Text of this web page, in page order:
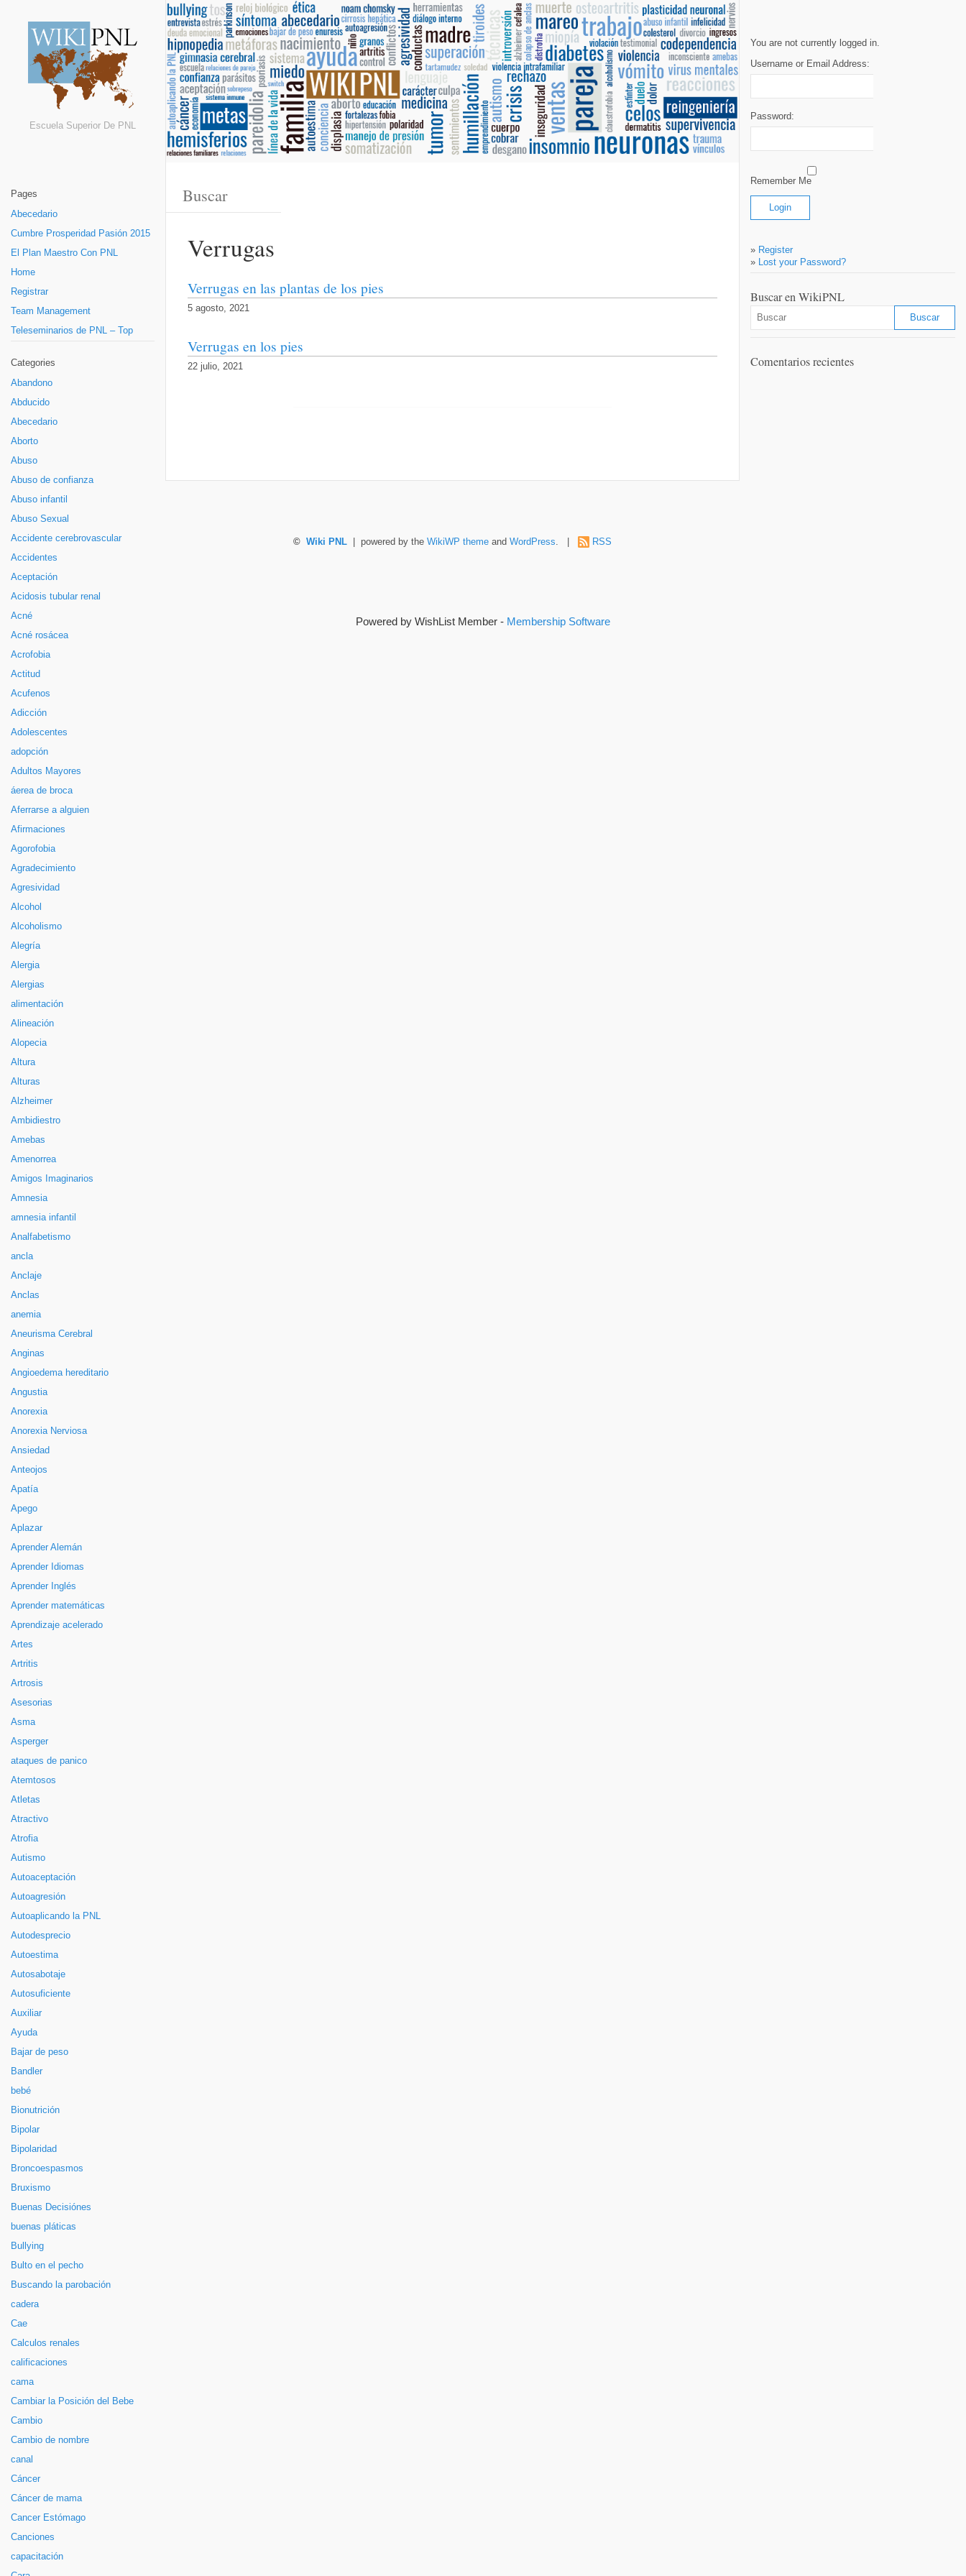
Escuela Superior De PNL
Pages
Abecedario
Cumbre Prosperidad Pasión 2015
El Plan Maestro Con PNL
Home
Registrar
Team Management
Teleseminarios de PNL – Top
Categories
Abandono
Abducido
Abecedario
Aborto
Abuso
Abuso de confianza
Abuso infantil
Abuso Sexual
Accidente cerebrovascular
Accidentes
Aceptación
Acidosis tubular renal
Acné
Acné rosácea
Acrofobia
Actitud
Acufenos
Adicción
Adolescentes
adopción
Adultos Mayores
áerea de broca
Aferrarse a alguien
Afirmaciones
Agorofobia
Agradecimiento
Agresividad
Alcohol
Alcoholismo
Alegría
Alergia
Alergias
alimentación
Alineación
Alopecia
Altura
Alturas
Alzheimer
Ambidiestro
Amebas
Amenorrea
Amigos Imaginarios
Amnesia
amnesia infantil
Analfabetismo
ancla
Anclaje
Anclas
anemia
Aneurisma Cerebral
Anginas
Angioedema hereditario
Angustia
Anorexia
Anorexia Nerviosa
Ansiedad
Anteojos
Apatía
Apego
Aplazar
Aprender Alemán
Aprender Idiomas
Aprender Inglés
Aprender matemáticas
Aprendizaje acelerado
Artes
Artritis
Artrosis
Asesorias
Asma
Asperger
ataques de panico
Atemtosos
Atletas
Atractivo
Atrofia
Autismo
Autoaceptación
Autoagresión
Autoaplicando la PNL
Autodesprecio
Autoestima
Autosabotaje
Autosuficiente
Auxiliar
Ayuda
Bajar de peso
Bandler
bebé
Bionutrición
Bipolar
Bipolaridad
Broncoespasmos
Bruxismo
Buenas Decisiónes
buenas pláticas
Bullying
Bulto en el pecho
Buscando la parobación
cadera
Cae
Calculos renales
calificaciones
cama
Cambiar la Posición del Bebe
Cambio
Cambio de nombre
canal
Cáncer
Cáncer de mama
Cancer Estómago
Canciones
capacitación
Verrugas
Verrugas en las plantas de los pies
5 agosto, 2021
Verrugas en los pies
22 julio, 2021
You are not currently logged in.
Username or Email Address:
Password:
Remember Me
» Register
» Lost your Password?
Buscar en WikiPNL
Comentarios recientes
© Wiki PNL | powered by the WikiWP theme and WordPress. | RSS
Powered by WishList Member - Membership Software